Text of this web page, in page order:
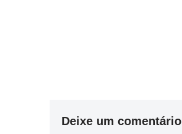
Deixe um comentário